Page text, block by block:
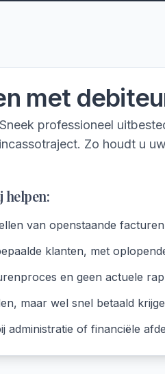
met
professioneel
Zo houdt u
helpen:
van openstaande facturen
klanten, met
en geen actuele
maar wel snel betaald
administratie of financiële